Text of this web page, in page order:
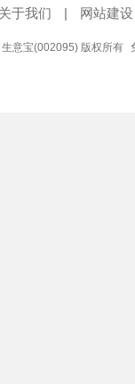
关于我们 | 网站建设
意宝(002095) 版权所有